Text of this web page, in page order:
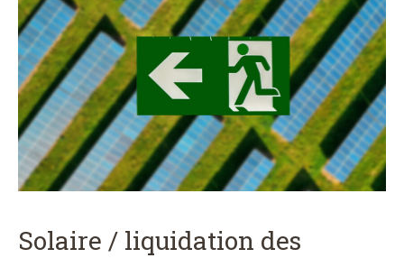
Solaire / liquidation des